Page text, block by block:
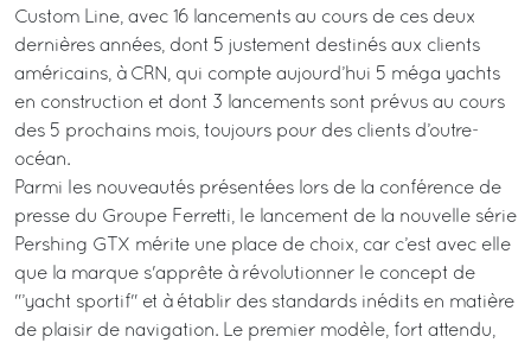
Custom Line, avec 16 lancements au cours de ces deux
dernières années, dont 5 justement destinés aux clients
américains, à CRN, qui compte aujourd’hui 5 méga yachts
en construction et dont 3 lancements sont prévus au cours
des 5 prochains mois, toujours pour des clients d’outre-
océan.
Parmi les nouveautés présentées lors de la conférence de
presse du Groupe Ferretti, le lancement de la nouvelle série
Pershing GTX mérite une place de choix, car c’est avec elle
que la marque s'apprête à révolutionner le concept de
"’yacht sportif" et à établir des standards inédits en matière
de plaisir de navigation. Le premier modèle, fort attendu,